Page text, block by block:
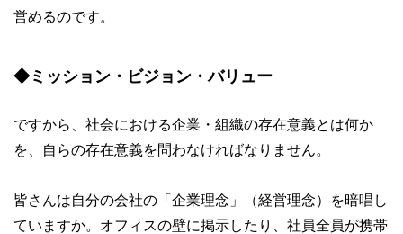
営めるのです。
◆ミッション・ビジョン・バリュー
ですから、社会における企業・組織の存在意義とは何か
を、自らの存在意義を問わなければなりません。
皆さんは自分の会社の「企業理念」（経営理念）を暗唱し
ていますか。オフィスの壁に掲示したり、社員全員が携帯